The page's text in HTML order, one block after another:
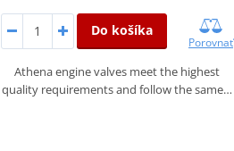
Do košíka
Porovnať
Athena engine valves meet the highest
quality requirements and follow the same…